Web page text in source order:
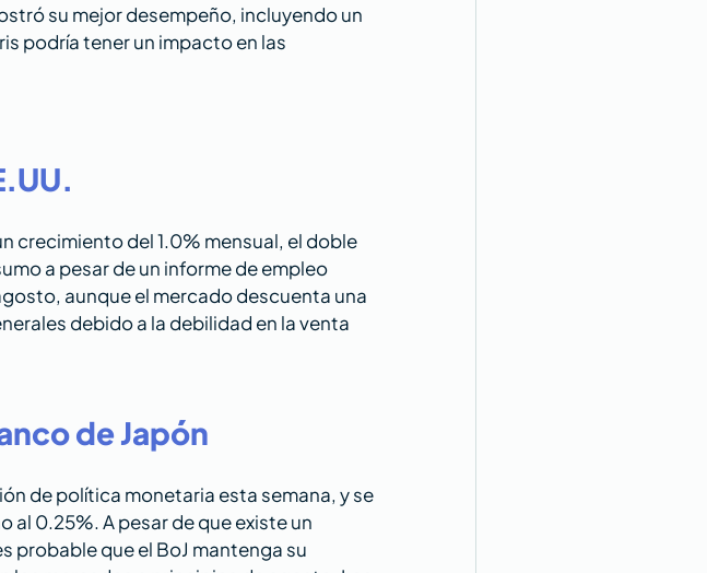
su mejor desempeño, incluyendo un
podría tener un impacto en las
crecimiento del 1.0% mensual, el doble
a pesar de un informe de empleo
aunque el mercado descuenta una
debido a la debilidad en la venta
de Japón
de política monetaria esta semana, y se
al 0.25%. A pesar de que existe un
probable que el BoJ mantenga su